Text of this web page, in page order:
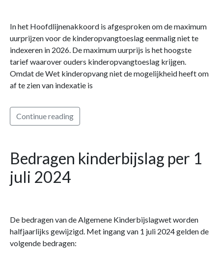
In het Hoofdlijnenakkoord is afgesproken om de maximum
uurprijzen voor de kinderopvangtoeslag eenmalig niet te
indexeren in 2026. De maximum uurprijs is het hoogste
tarief waarover ouders kinderopvangtoeslag krijgen.
Omdat de Wet kinderopvang niet de mogelijkheid heeft om
af te zien van indexatie is
Continue reading
Bedragen kinderbijslag per 1
juli 2024
De bedragen van de Algemene Kinderbijslagwet worden
halfjaarlijks gewijzigd. Met ingang van 1 juli 2024 gelden de
volgende bedragen: